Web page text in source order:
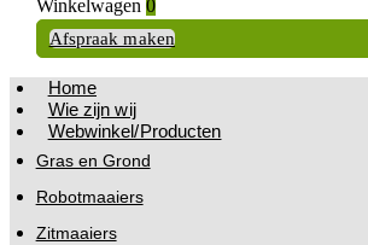
Winkelwagen 0
Afspraak maken
Home
Wie zijn wij
Webwinkel/Producten
Gras en Grond
Robotmaaiers
Zitmaaiers